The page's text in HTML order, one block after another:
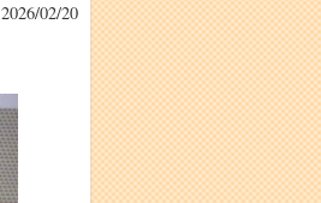
2026/02/20